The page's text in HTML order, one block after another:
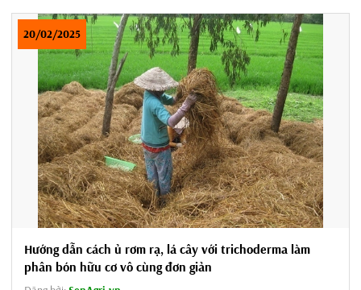
20/02/2025
Hướng dẫn cách ủ rơm rạ, lá cây với trichoderma làm
phân bón hữu cơ vô cùng đơn giản